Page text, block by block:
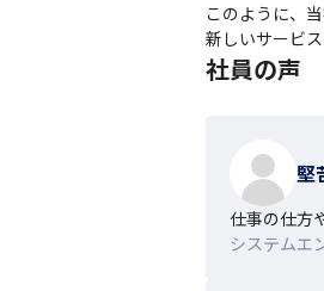
このように、
新しいサービ
社員の声
堅
仕事の仕方
システムエ